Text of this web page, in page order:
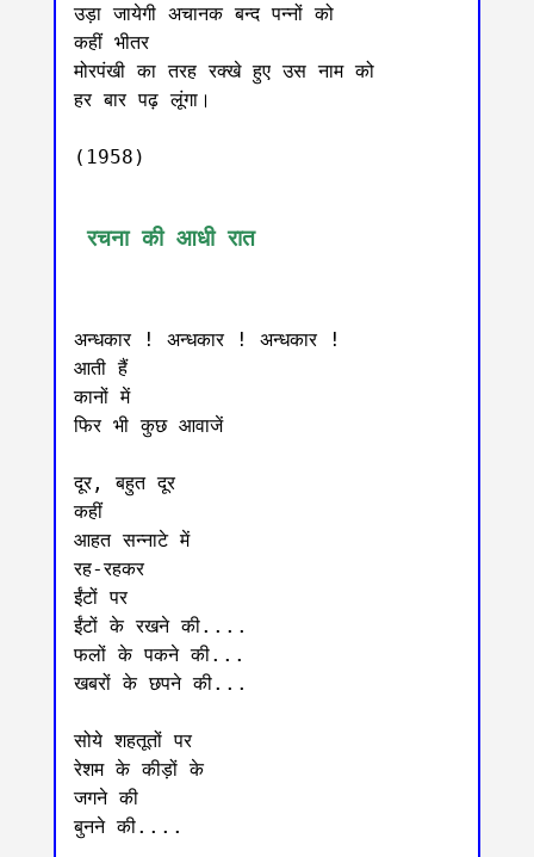
उड़ा जायेगी अचानक बन्द पन्नों को
कहीं भीतर
मोरपंखी का तरह रक्खे हुए उस नाम को
हर बार पढ़ लूंगा।
(1958)
रचना की आधी रात
अन्धकार ! अन्धकार ! अन्धकार !
आती हैं
कानों में
फिर भी कुछ आवाजें
दूर, बहुत दूर
कहीं
आहत सन्नाटे में
रह-रहकर
ईंटों पर
ईंटों के रखने की....
फलों के पकने की...
खबरों के छपने की...
सोये शहतूतों पर
रेशम के कीड़ों के
जगने की
बुनने की....